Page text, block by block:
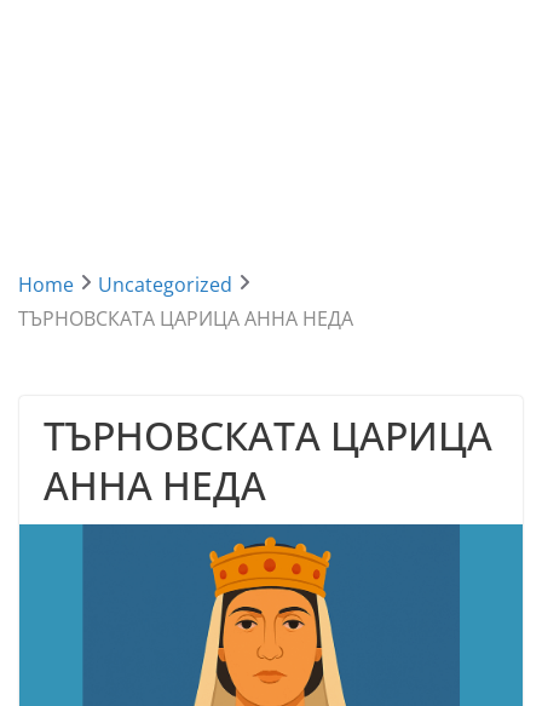
Home
Uncategorized
ТЪРНОВСКАТА ЦАРИЦА АННА НЕДА
ТЪРНОВСКАТА ЦАРИЦА
АННА НЕДА